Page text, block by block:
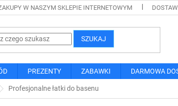
W NASZYM SKLEPIE INTERNETOWYM
SZUKAJ
PREZENTY ZABAWKI DARMOWA
Profesjonalne łatki do basenu